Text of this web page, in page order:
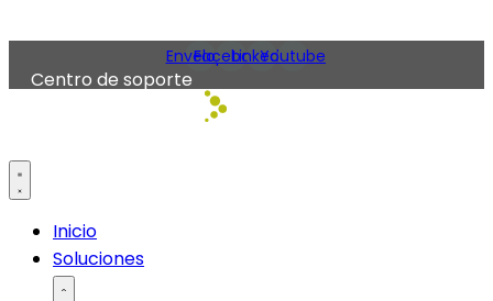
Envelope
Facebook
LinkedinYoutube
Centro de soporte
Inicio
Soluciones